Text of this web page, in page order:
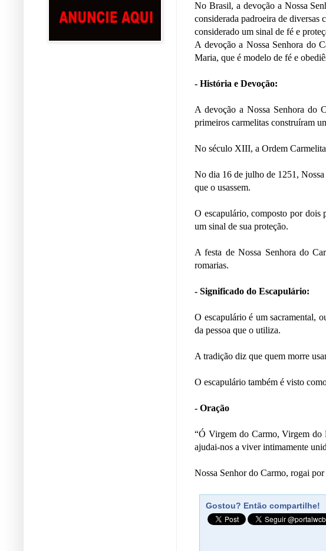
No Brasil, a devoção a Nossa
considerada padroeira de
considerado um sinal de fé e
A devoção a Nossa Senhora do
Maria, que é modelo de fé e
- História e Devoção:
A devoção a Nossa Senhora do
primeiros carmelitas construíram
No século XIII, a Ordem
No dia 16 de julho de 1251, Nossa
que o usassem.
O escapulário, composto por dois
um sinal de sua proteção.
A festa de Nossa Senhora do
romarias.
- Significado do Escapulário:
O escapulário é um sacramental,
da pessoa que o utiliza.
A tradição diz que quem morre
O escapulário também é visto
- Oração
“Ó Virgem do Carmo, Virgem do
ajudai-nos a viver intimamente
Nossa Senhor do Carmo, rogai por
Gostou? Então compartilhe!